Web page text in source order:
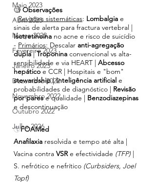
Maio 2023
Abril 2023
Março 2023
Fevereiro 2023
Janeiro 2023
Dezembro 2022
Novembro 2022
Outubro 2022
Julho 2026
🧐 Observações
- Revisões sistemáticas: Lombalgia e
sinais de alerta para fractura vertebral |
Isotretinoína no acne e risco de suicídio
- Primários: Descalar anti-agregação
dupla | Troponina convencional vs alta-
sensibilidade e via HEART | Abcesso
hepático e CCR | Hospitais e "bom"
stewardship | Inteligência artificial e
probabilidades de diagnóstico | Revisão
por pares e qualidade | Benzodiazepinas
e descontinuação
🌎FOAMed
Anafilaxia resolvida e tempo até alta |
Vacina contra VSR e efectividade (TFP) |
S. nefrótico e nefrítico (Curbsiders, Joel
Topf)